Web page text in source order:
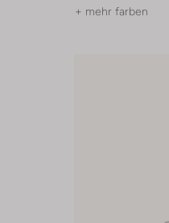
+ mehr farben